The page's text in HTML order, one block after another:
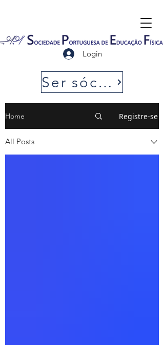
Login
Ser sócio SPEF
Home Registre-se
All Posts